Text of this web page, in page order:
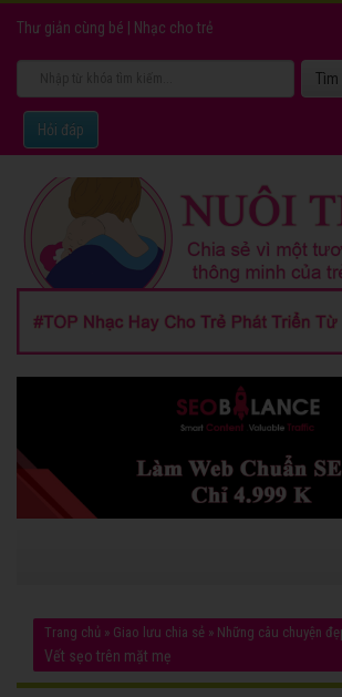
Thư giản cùng bé Nhạc cho trẻ
Hỏi đáp
Trang chủ » Giao lưu chia sẻ » Những câu chuyện
Vết sẹo trên mặt mẹ